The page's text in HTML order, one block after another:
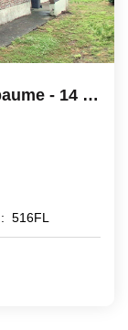
Longère Briques - 10 Km De Bapaume - 14 Km D'Arras
516FL